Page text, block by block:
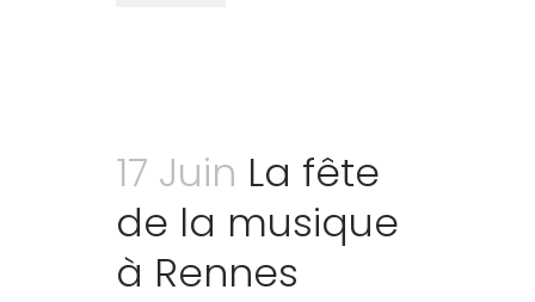
17 Juin La fête
de la musique
à Rennes